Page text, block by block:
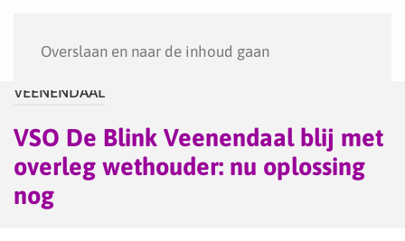
Overslaan en naar de inhoud gaan
VEENENDAAL
VSO De Blink Veenendaal blij met
overleg wethouder: nu oplossing
nog